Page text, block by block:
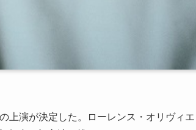
上演が決定した。ローレンス・オリヴィエ